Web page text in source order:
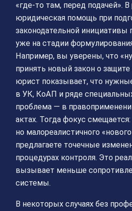
«где-то там, перед подачей».
юридическая помощь при
законодательной инициативы
уже на стадии
Например, вы уверены, что
принять новый закон о
юрист показывает, что
в УК, КоАП и ряде
проблема — в
актах. Тогда фокус
но малореалистичного
предлагаете точечные
процедурах контроля. Это
вызывает меньше
системы.
В некоторых случаях без